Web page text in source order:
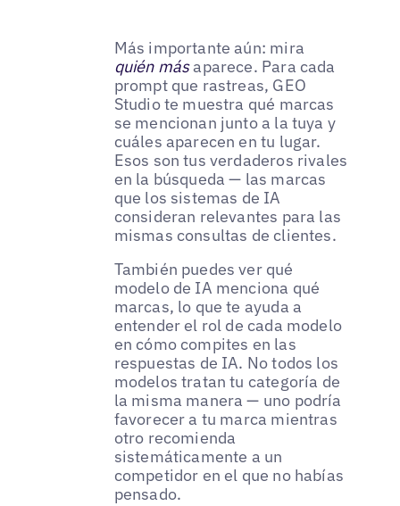
Más importante aún: mira
quién másaparece. Para cada
prompt que rastreas, GEO
Studio te muestra qué marcas
se mencionan junto a la tuya y
cuáles aparecen en tu lugar.
Esos son tus verdaderos rivales
en la búsqueda — las marcas
que los sistemas de IA
consideran relevantes para las
mismas consultas de clientes.
También puedes ver qué
modelo de IA menciona qué
marcas, lo que te ayuda a
entender el rol de cada modelo
en cómo compites en las
respuestas de IA. No todos los
modelos tratan tu categoría de
la misma manera — uno podría
favorecer a tu marca mientras
otro recomienda
sistemáticamente a un
competidor en el que no habías
pensado.